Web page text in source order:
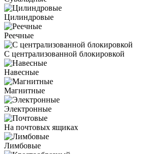
Цилиндровые
Реечные
С централизованной блокировкой
Навесные
Магнитные
Электронные
На почтовых ящиках
Лимбовые